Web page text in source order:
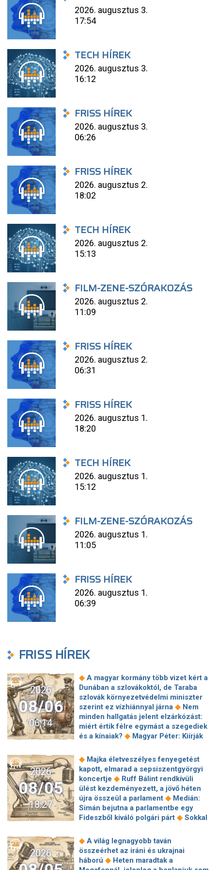
2026. augusztus 3.
17:54
TECH HÍREK
2026. augusztus 3.
16:12
FRISS HÍREK
2026. augusztus 3.
06:26
FRISS HÍREK
2026. augusztus 2.
18:02
TECH HÍREK
2026. augusztus 2.
15:13
FILM-ZENE-SZÓRAKOZÁS
2026. augusztus 2.
11:09
FRISS HÍREK
2026. augusztus 2.
06:31
FRISS HÍREK
2026. augusztus 1.
18:20
TECH HÍREK
2026. augusztus 1.
15:12
FILM-ZENE-SZÓRAKOZÁS
2026. augusztus 1.
11:05
FRISS HÍREK
2026. augusztus 1.
06:39
FRISS HÍREK
2026
08/06
06:14
◆ A magyar kormány több vizet kért a
Dunában a szlovákoktól, de Taraba
szlovák környezetvédelmi miniszter
szerint ez vízhiánnyal járna ◆ Nem
minden hallgatás jelent elzárkózást:
miért értik félre egymást a szegediek
és a kínaiak? ◆ Magyar Péter: Kiírják
projektekben magyar állami
tulajdonrészt fognak előírni ◆Orbán
Gáspár hatszor repült honvédségi
gépen Csádba és Nigerbe◆Ismert
magyar utazási iroda ment csődbe,
bolgár biztosítóval hadakozhatnak az
utasok◆Amerikai rakétákat is
zsákmányolt az előrenyomuló orosz
után: a Szerencsejáték Zrt. átalakítja
ügynökségi modelljét◆A Tisza-
frakció kezdeményezte, hogy jövő
2026
08/05
18:27
◆ Majka életveszélyes fenyegetést
kapott, elmarad a sepsiszentgyörgyi
koncertje ◆ Ruff Bálint rendkívüli
ülést kezdeményezett, a jövő héten
újra összeül a parlament ◆ Medián:
Simán bejutna a parlamentbe egy
Fideszből kiváló polgári párt ◆ Sokkal
Vitézy: 42 új, 120 méteres
motorvonatot vesznek, teljesen
megújul a szentendrei, a csepeli és a
ráckevei HÉV járműparkja
◆ Egy
2026
◆ A világ legnagyobb taván
összeérhet az iráni és ukrajnai
háború ◆ Heten maradtak a